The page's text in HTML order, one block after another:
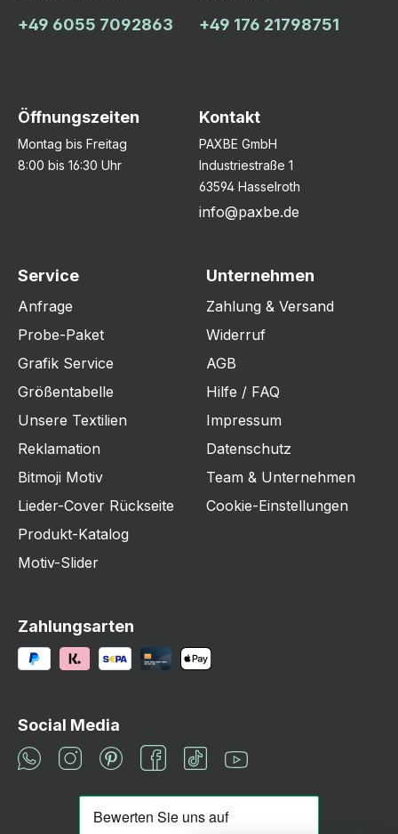
+49 6055 7092863 +49 176 21798751
Öffnungszeiten
Montag bis Freitag
8:00 bis 16:30 Uhr
Kontakt
PAXBE GmbH
Industriestraße 1
63594 Hasselroth
info@paxbe.de
Service
Anfrage
Probe-Paket
Grafik Service
Größentabelle
Unsere Textilien
Reklamation
Bitmoji Motiv
Lieder-Cover Rückseite
Produkt-Katalog
Motiv-Slider
Unternehmen
Zahlung & Versand
Widerruf
AGB
Hilfe / FAQ
Impressum
Datenschutz
Team & Unternehmen
Cookie-Einstellungen
Zahlungsarten
Social Media